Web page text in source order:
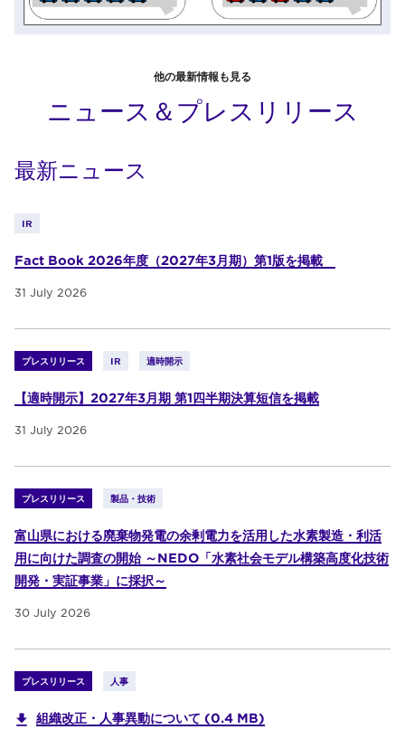
他の最新情報も見る
ニュース＆プレスリリース
最新ニュース
IR
Fact Book 2026年度（2027年3月期）第1版を掲載
31 July 2026
プレスリリース IR 適時開示
【適時開示】2027年3月期 第1四半期決算短信を掲載
31 July 2026
プレスリリース 製品・技術
富山県における廃棄物発電の余剰電力を活用した水素製造・利活
用に向けた調査の開始 ～NEDO「水素社会モデル構築高度化技術
開発・実証事業」に採択～
30 July 2026
プレスリリース 人事
組織改正・人事異動について (0.4 MB)